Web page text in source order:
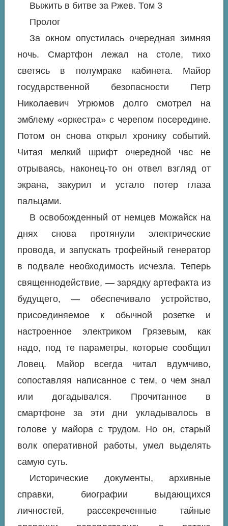
Выжить в битве за Ржев. Том 3
Пролог
За окном опустилась очередная зимняя
ночь. Смартфон лежал на столе, тихо
светясь в полумраке кабинета. Майор
государственной безопасности Петр
Николаевич Угрюмов долго смотрел на
эмблему «оркестра» с черепом посередине.
Потом он снова открыл хронику событий.
Читая мелкий шрифт очередной час не
отрываясь, наконец-то он отвел взгляд от
экрана, закурил и устало потер глаза
пальцами.
В освобожденный от немцев Можайск на
днях снова протянули электрические
провода, и запускать трофейный генератор
в подвале необходимость исчезла. Теперь
священнодействие, — зарядку артефакта из
будущего, — обеспечивало устройство,
присоединяемое к обычной розетке и
настроенное электриком Грязевым, как
надо, под те параметры, которые сообщил
Ловец. Майор всегда читал вдумчиво,
сопоставляя написанное с тем, о чем знал
или догадывался. Прочитанное в
смартфоне за эти дни укладывалось в
голове у майора с трудом. Но он, старый
волк оперативной работы, умел выделять
самую суть.
Исторические документы, архивные
справки, биографии выдающихся
личностей, рассекреченные тайные